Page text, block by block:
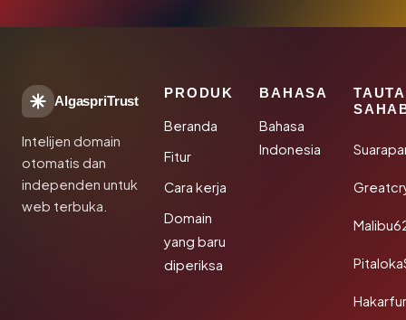
AlgaspriTrust
Intelijen domain
otomatis dan
independen untuk
web terbuka.
PRODUK
Beranda
Fitur
Cara kerja
Domain
yang baru
diperiksa
BAHASA
Bahasa
Indonesia